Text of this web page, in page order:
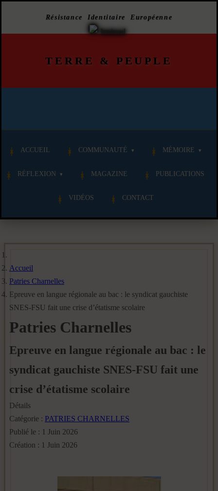
Résistance Identitaire Européenne
TERRE & PEUPLE
ACCUEIL COMMUNAUTÉ MÉMOIRE
RÉFLEXION MAGAZINE PUBLICATIONS
VIDÉOS CONTACT
Accueil
Patries Charnelles
Epreuve en langue régionale au bac : le syndicat gauchiste
SNES-FSU fait une crise d’étatisme scolaire
Patries Charnelles
Epreuve en langue régionale au bac : le
syndicat gauchiste SNES-FSU fait une
crise d’étatisme scolaire
Détails
Catégorie : PATRIES CHARNELLES
Publié le : 1 Juin 2026
Création : 1 Juin 2026